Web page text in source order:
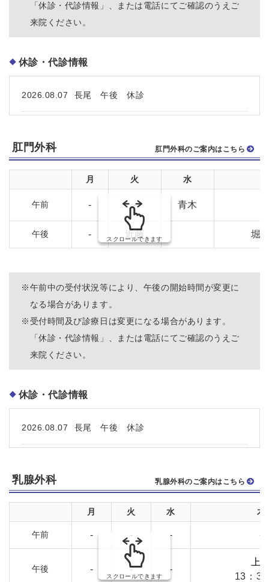
「休診・代診情報」、または電話にてご確認のうえご
来院ください。
休診・代診情報
2026.08.07 長尾 午後 休診
肛門外科 肛門外科のご案内はこちら
月 火 水
午前 - - 青木
午後 - 近藤 堀
スクロールできます
※午前中の受付状況等により、午後の開始時間が変更に
なる場合があります。
※受付時間及び診療日は変更になる場合があります。
「休診・代診情報」、または電話にてご確認のうえご
来院ください。
休診・代診情報
2026.08.07 長尾 午後 休診
乳腺外科 乳腺外科のご案内はこちら
月 火 水 木
午前 - - - -
午後 - - -
上
13：
スクロールできます